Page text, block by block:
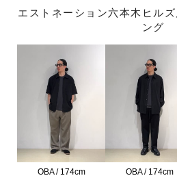
エストネーション六本木ヒル
ング
OBA / 174cm OBA / 174cm